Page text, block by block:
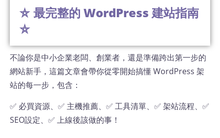
⛤ 最完整的 WordPress 建站指南
⛤
不論你是中小企業老闆、創業者，還是準備跨出第一步的
網站新手，這篇文章會帶你從零開始搞懂 WordPress 架
站的每一步，包含：
✅ 必買資源、✅ 主機推薦、✅ 工具清單、✅ 架站流程、✅
SEO設定、✅ 上線後該做的事！